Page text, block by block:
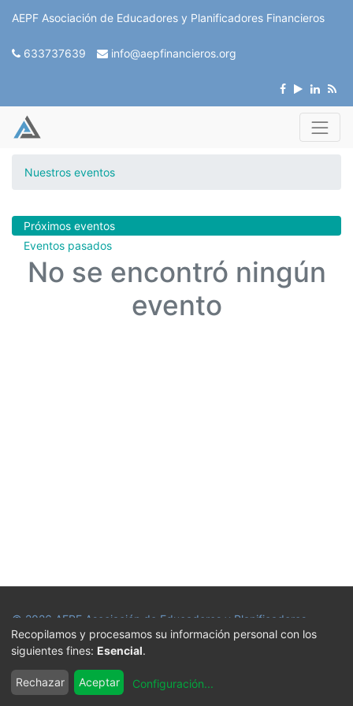
AEPF Asociación de Educadores y Planificadores Financieros
633737639 info@aepfinancieros.org
Nuestros eventos
Próximos eventos
Eventos pasados
No se encontró ningún
evento
© 2026 AEPF Asociación de Educadores y Planificadores
Financieros
Aviso Legal
Política de Cookies
Política de Privacidad
Términos y Condiciones de Compra
Recopilamos y procesamos su información personal con los
siguientes fines: Esencial.
Rechazar Aceptar Configuración...